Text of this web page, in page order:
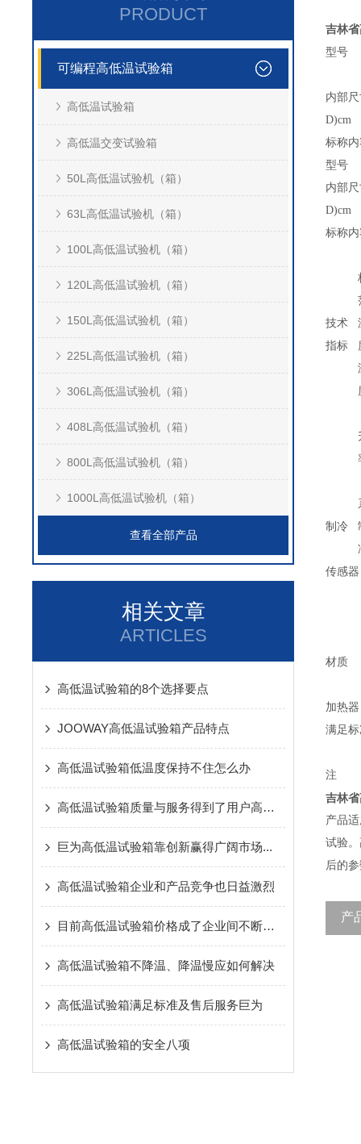
PRODUCT
可编程高低温试验箱
高低温试验箱
高低温交变试验箱
50L高低温试验机（箱）
63L高低温试验机（箱）
100L高低温试验机（箱）
120L高低温试验机（箱）
150L高低温试验机（箱）
225L高低温试验机（箱）
306L高低温试验机（箱）
408L高低温试验机（箱）
800L高低温试验机（箱）
1000L高低温试验机（箱）
查看全部产品
相关文章
ARTICLES
高低温试验箱的8个选择要点
JOOWAY高低温试验箱产品特点
高低温试验箱低温度保持不住怎么办
高低温试验箱质量与服务得到了用户高度称赞
巨为高低温试验箱靠创新赢得广阔市场...
高低温试验箱企业和产品竞争也日益激烈
目前高低温试验箱价格成了企业间不断竞争的目标
高低温试验箱不降温、降温慢应如何解决
高低温试验箱满足标准及售后服务巨为
高低温试验箱的安全八项
吉林
型号
内部
D)cm
标称
型号
内部
D)cm
标称
技术
指标
制冷
传感器
材质
加热器
满足
注
吉林
产品
试验
后的
产